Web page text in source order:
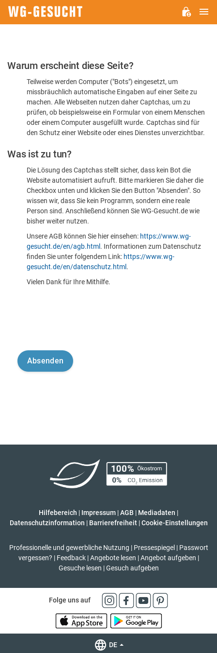
Bitte
dass
sind
Warum erscheint diese Seite?
Teilweise werden Computer ("Bots") eingesetzt, um
missbräuchlich automatische Eingaben auf einer Seite zu
machen. Alle Webseiten nutzen daher Captchas, um zu
prüfen, ob beispielsweise ein Formular von einem Menschen
oder einem Computer ausgefüllt wurde. Captchas sind für
den Schutz einer Website oder eines Dienstes unverzichtbar.
Was ist zu tun?
Die Lösung des Captchas stellt sicher, dass kein Bot die
Website automatisiert aufruft. Bitte markieren Sie daher die
Checkbox unten und klicken Sie den Button "Absenden". So
wissen wir, dass Sie kein Programm, sondern eine reale
Person sind. Anschließend können Sie WG-Gesucht.de wie
bisher weiter nutzen.
Unsere AGB können Sie hier einsehen: https://www.wg-
gesucht.de/en/agb.html . Informationen zum Datenschutz
finden Sie unter folgendem Link: https://www.wg-
gesucht.de/en/datenschutz.html .
Vielen Dank für Ihre Mithilfe.
Hilfebereich | Impressum |AGB | Mediadaten |
Datenschutzinformation | Barrierefreiheit | Cookie-Einstellungen
Professionelle und gewerbliche Nutzung | Pressespiegel | Passwort
vergessen? | Feedback | Angebote lesen | Angebot aufgeben |
Gesuche lesen | Gesuch aufgeben
Folge uns auf
DE